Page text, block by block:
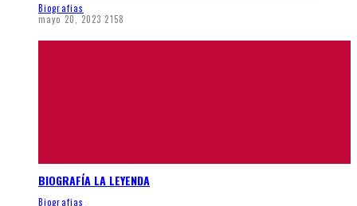
Biografias
mayo 20, 2023 2158
BIOGRAFÍA LA LEYENDA
Biografias